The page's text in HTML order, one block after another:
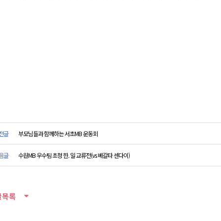
글 부모님들과 함께하는 서초MB 운동회
글 수원MB 우수팀 초청 한. 일 교류전(vs 베갈타 센다이)
목록